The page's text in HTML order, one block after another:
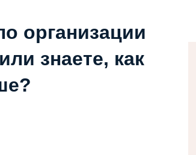
организации
знаете, как